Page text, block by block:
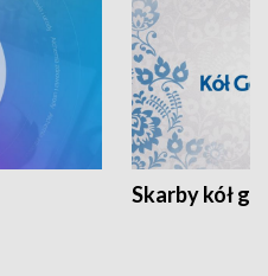
Skarby kół